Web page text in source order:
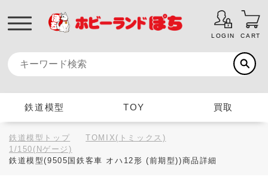
LOGIN CART
鉄道模型 TOY 買取
鉄道模型トップ
TOMIX(トミックス)
1/150(Nゲージ)
鉄道模型(9505国鉄客車 オハ12形 (前期型))商品詳細